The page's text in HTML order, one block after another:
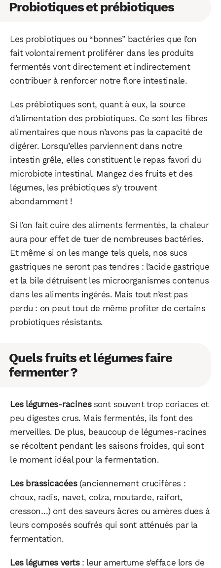
Probiotiques et prébiotiques
Les probiotiques ou “bonnes” bactéries que l’on
fait volontairement proliférer dans les produits
fermentés vont directement et indirectement
contribuer à renforcer notre flore intestinale.
Les prébiotiques sont, quant à eux, la source
d’alimentation des probiotiques. Ce sont les fibres
alimentaires que nous n’avons pas la capacité de
digérer. Lorsqu’elles parviennent dans notre
intestin grêle, elles constituent le repas favori du
microbiote intestinal. Mangez des fruits et des
légumes, les prébiotiques s’y trouvent
abondamment !
Si l’on fait cuire des aliments fermentés, la chaleur
aura pour effet de tuer de nombreuses bactéries.
Et même si on les mange tels quels, nos sucs
gastriques ne seront pas tendres : l’acide gastrique
et la bile détruisent les microorganismes contenus
dans les aliments ingérés. Mais tout n’est pas
perdu : on peut tout de même profiter de certains
probiotiques résistants.
Quels fruits et légumes faire
fermenter ?
Les légumes-racinessont souvent trop coriaces et
peu digestes crus. Mais fermentés, ils font des
merveilles. De plus, beaucoup de légumes-racines
se récoltent pendant les saisons froides, qui sont
le moment idéal pour la fermentation.
Les brassicacées(anciennement crucifères :
choux, radis, navet, colza, moutarde, raifort,
cresson…) ont des saveurs âcres ou amères dues à
leurs composés soufrés qui sont atténués par la
fermentation.
Les légumes verts: leur amertume s’efface lors de